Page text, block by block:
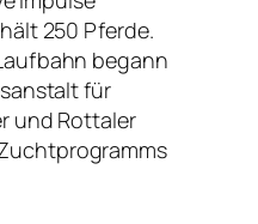
250 Pferde.
begann
für
und Rottaler